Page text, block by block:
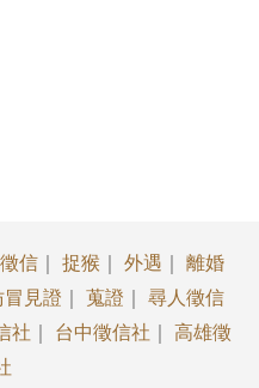
徵信 捉猴 外遇
離婚
冒見證 蒐證
尋人徵信
社 台中徵信社
高雄徵